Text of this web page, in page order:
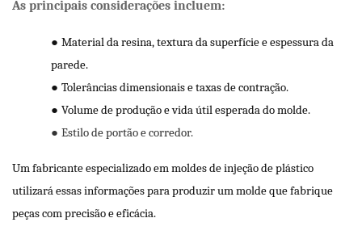
As principais considerações incluem:
● Material da resina, textura da superfície e espessura da
parede.
● Tolerâncias dimensionais e taxas de contração.
● Volume de produção e vida útil esperada do molde.
● Estilo de portão e corredor.
Um fabricante especializado em moldes de injeção de plástico
utilizará essas informações para produzir um molde que fabrique
peças com precisão e eficácia.